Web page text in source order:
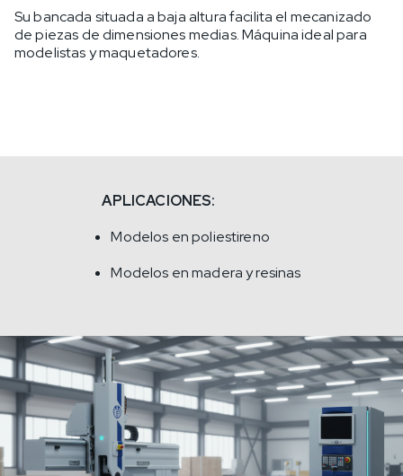
Su bancada situada a baja altura facilita el mecanizado
de piezas de dimensiones medias. Máquina ideal para
modelistas y maquetadores.
APLICACIONES:
Modelos en poliestireno
Modelos en madera y resinas